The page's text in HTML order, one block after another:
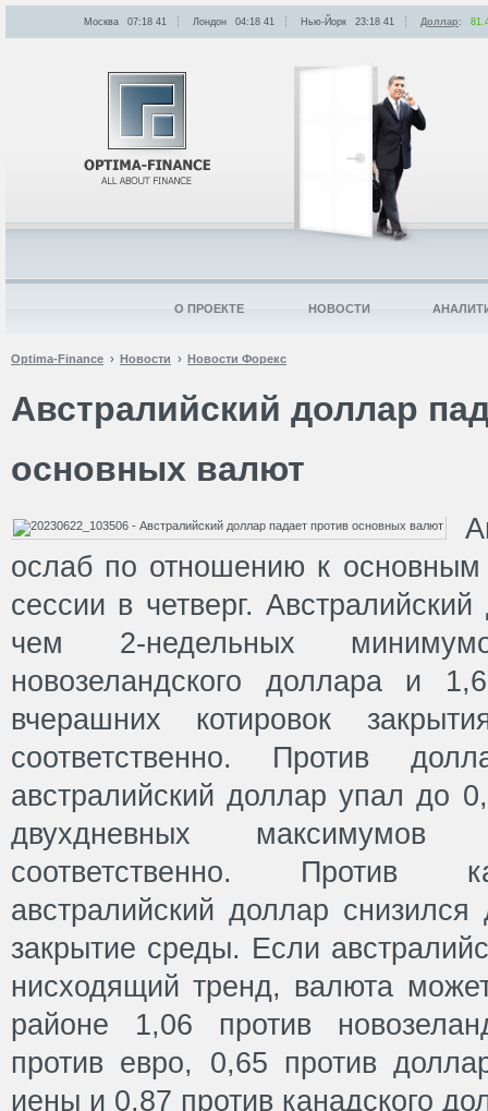
Optima-Finance Новости Новости Форекс
Австралийский доллар
основных валют
ослаб по отношению к основным
сессии в четверг.
чем 2-недельных
новозеландского доллара и
вчерашних котировок
соответственно. Против
австралийский доллар упал до
двухдневных
соответственно. Против
австралийский доллар
закрытие среды. Если
нисходящий тренд, валюта
районе 1,06 против
против евро, 0,65 против
иены и 0,87 против канадского
Москва 07:18 41 Лондон 04:18 41 Нью-Йорк 23:18 41 Доллар:
О ПРОЕКТЕ НОВОСТИ